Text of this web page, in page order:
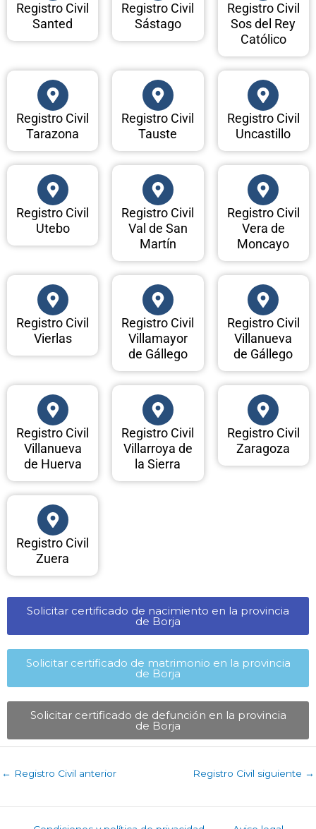
Registro Civil
Santed
Registro Civil
Sástago
Registro Civil
Sos del Rey
Católico
Registro Civil
Tarazona
Registro Civil
Tauste
Registro Civil
Uncastillo
Registro Civil
Utebo
Registro Civil
Val de San
Martín
Registro Civil
Vera de
Moncayo
Registro Civil
Vierlas
Registro Civil
Villamayor
de Gállego
Registro Civil
Villanueva
de Gállego
Registro Civil
Villanueva
de Huerva
Registro Civil
Villarroya de
la Sierra
Registro Civil
Zaragoza
Registro Civil
Zuera
Solicitar certificado de nacimiento en la provincia
de Borja​
Solicitar certificado de matrimonio en la provincia
de Borja​
Solicitar certificado de defunción en la provincia
de Borja​
← Registro Civil anterior Registro Civil siguiente →